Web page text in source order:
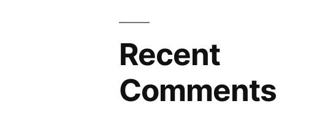
Recent
Comments